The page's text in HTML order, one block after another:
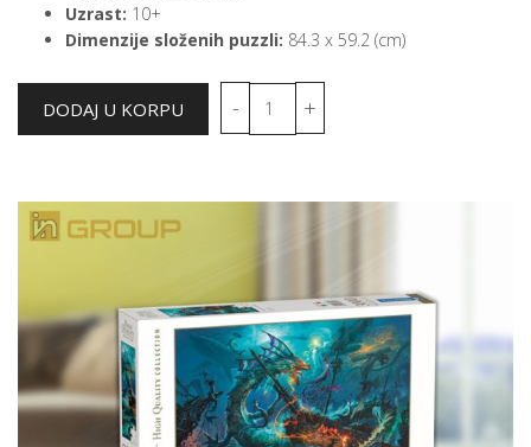
Uzrast: 10+
Dimenzije složenih puzzli: 84.3 x 59.2 (cm)